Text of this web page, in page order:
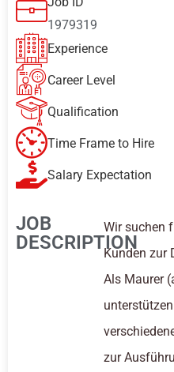
1979319
Experience
Career Level
Qualification
Time Frame to Hire
Salary Expectation
JOB
DESCRIPTION
Wir suchen
Kunden zur
Als Maurer
zur